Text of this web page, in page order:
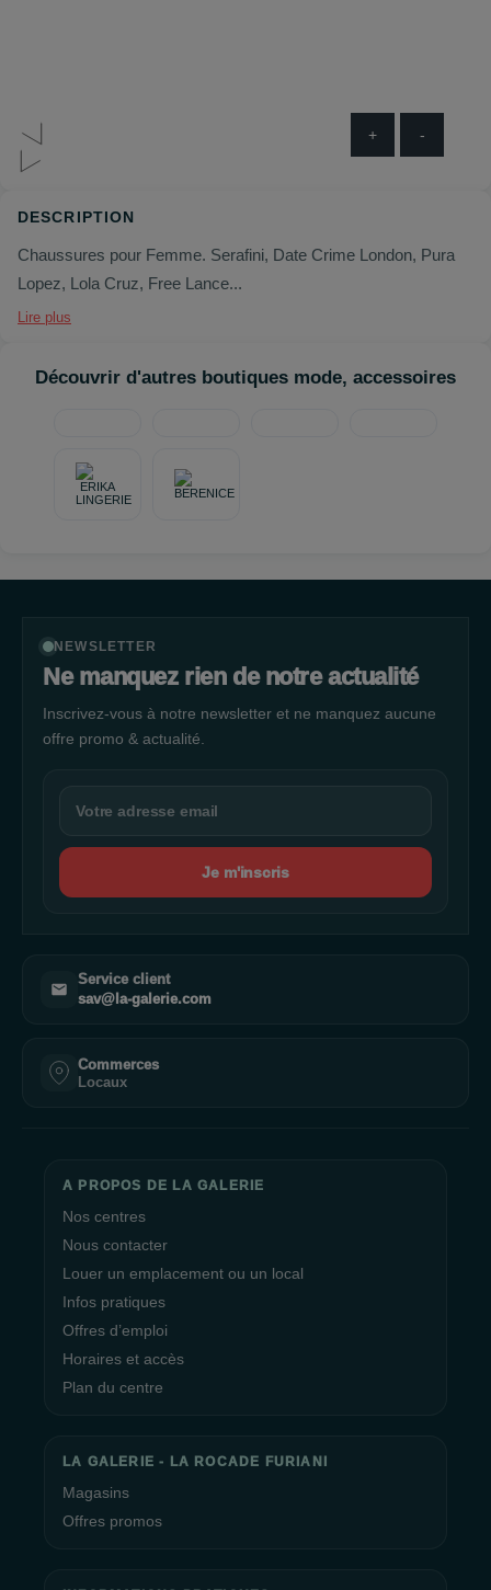
+ -
DESCRIPTION
Chaussures pour Femme. Serafini, Date Crime London, Pura
Lopez, Lola Cruz, Free Lance...
Lire plus
Découvrir d'autres boutiques mode, accessoires
NEWSLETTER
Ne manquez rien de notre actualité
Inscrivez-vous à notre newsletter et ne manquez aucune
offre promo & actualité.
Je m'inscris
Service client
sav@la-galerie.com
Commerces
Locaux
A PROPOS DE LA GALERIE
Nos centres
Nous contacter
Louer un emplacement ou un local
Infos pratiques
Offres d’emploi
Horaires et accès
Plan du centre
LA GALERIE - LA ROCADE FURIANI
Magasins
Offres promos